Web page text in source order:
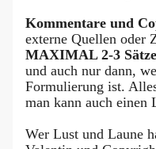
Kommentare und
externe Quellen oder
MAXIMAL 2-3 Sätze
und auch nur dann,
Formulierung ist.
man kann auch
Wer Lust und Laune